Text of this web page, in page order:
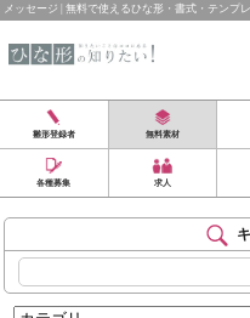
メッセージ | 無料で使えるひな形・書式・テンプ
雛形登録者 無料素材
各種募集 求人